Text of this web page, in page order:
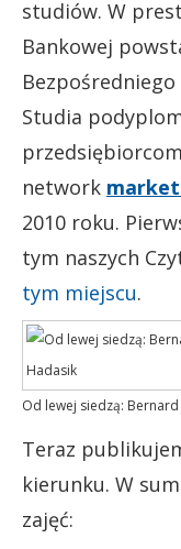
studiów. W
Bankowej
Studia
network
2010 roku.
tym naszych
tym miejscu.
Od lewej siedzą:
Teraz
kierunku. W
zajęć: